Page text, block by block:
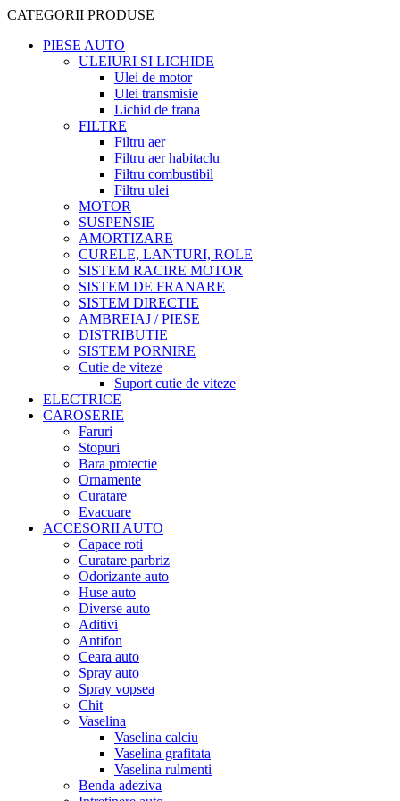
CATEGORII PRODUSE
PIESE AUTO
ULEIURI SI LICHIDE
Ulei de motor
Ulei transmisie
Lichid de frana
FILTRE
Filtru aer
Filtru aer habitaclu
Filtru combustibil
Filtru ulei
MOTOR
SUSPENSIE
AMORTIZARE
CURELE, LANTURI, ROLE
SISTEM RACIRE MOTOR
SISTEM DE FRANARE
SISTEM DIRECTIE
AMBREIAJ / PIESE
DISTRIBUTIE
SISTEM PORNIRE
Cutie de viteze
Suport cutie de viteze
ELECTRICE
CAROSERIE
Faruri
Stopuri
Bara protectie
Ornamente
Curatare
Evacuare
ACCESORII AUTO
Capace roti
Curatare parbriz
Odorizante auto
Huse auto
Diverse auto
Aditivi
Antifon
Ceara auto
Spray auto
Spray vopsea
Chit
Vaselina
Vaselina calciu
Vaselina grafitata
Vaselina rulmenti
Benda adeziva